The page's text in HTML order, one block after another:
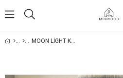
MOON LIGHT KAYDIRAKLI RANZA